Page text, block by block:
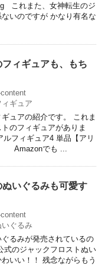
これまた、女神転生のジ
いのですが かなり有名な
ィギュアも、もち
ィギュア
ュアの紹介です。 これま
のフィギュアがありま
フィギュア4 単品【アリ
Amazonでも ...
いぐるみも可愛す
いぐるみ
るみが発売されているの
式のジャックフロストぬい
いい！！ 残念ながらもう